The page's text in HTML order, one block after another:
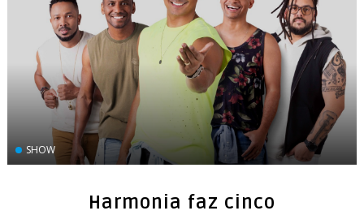
SHOW
Harmonia faz cinco